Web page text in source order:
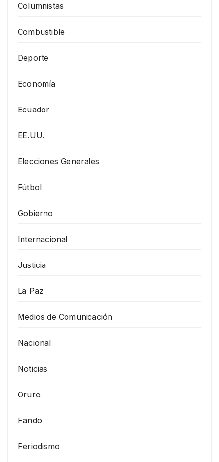
Columnistas
Combustible
Deporte
Economía
Ecuador
EE.UU.
Elecciones Generales
Fútbol
Gobierno
Internacional
Justicia
La Paz
Medios de Comunicación
Nacional
Noticias
Oruro
Pando
Periodismo